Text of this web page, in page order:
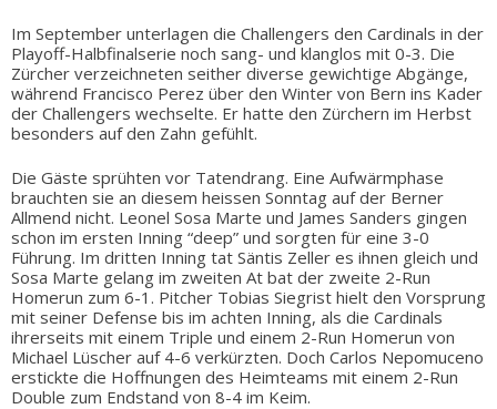
Im September unterlagen die Challengers den Cardinals in der
Playoff-Halbfinalserie noch sang- und klanglos mit 0-3. Die
Zürcher verzeichneten seither diverse gewichtige Abgänge,
während Francisco Perez über den Winter von Bern ins Kader
der Challengers wechselte. Er hatte den Zürchern im Herbst
besonders auf den Zahn gefühlt.
Die Gäste sprühten vor Tatendrang. Eine Aufwärmphase
brauchten sie an diesem heissen Sonntag auf der Berner
Allmend nicht. Leonel Sosa Marte und James Sanders gingen
schon im ersten Inning “deep” und sorgten für eine 3-0
Führung. Im dritten Inning tat Säntis Zeller es ihnen gleich und
Sosa Marte gelang im zweiten At bat der zweite 2-Run
Homerun zum 6-1. Pitcher Tobias Siegrist hielt den Vorsprung
mit seiner Defense bis im achten Inning, als die Cardinals
ihrerseits mit einem Triple und einem 2-Run Homerun von
Michael Lüscher auf 4-6 verkürzten. Doch Carlos Nepomuceno
erstickte die Hoffnungen des Heimteams mit einem 2-Run
Double zum Endstand von 8-4 im Keim.